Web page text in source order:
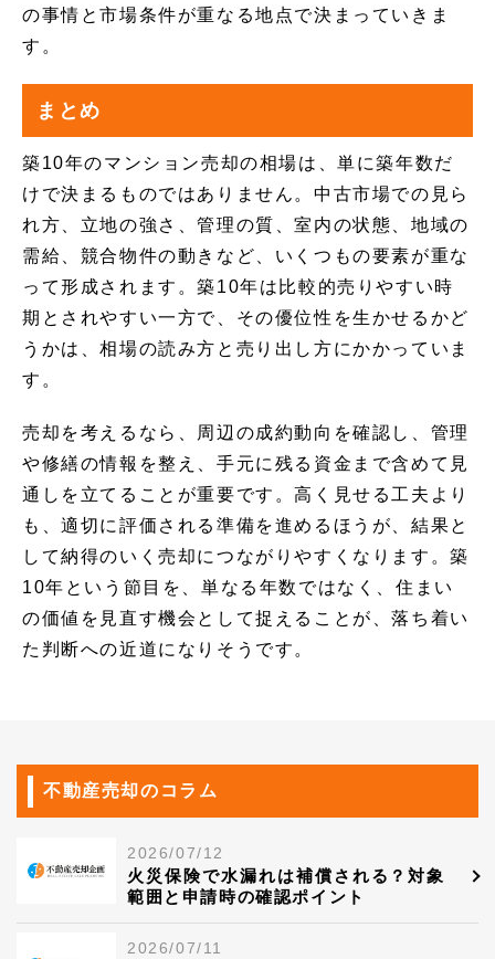
の事情と市場条件が重なる地点で決まっていきま
す。
まとめ
築10年のマンション売却の相場は、単に築年数だ
けで決まるものではありません。中古市場での見ら
れ方、立地の強さ、管理の質、室内の状態、地域の
需給、競合物件の動きなど、いくつもの要素が重な
って形成されます。築10年は比較的売りやすい時
期とされやすい一方で、その優位性を生かせるかど
うかは、相場の読み方と売り出し方にかかっていま
す。
売却を考えるなら、周辺の成約動向を確認し、管理
や修繕の情報を整え、手元に残る資金まで含めて見
通しを立てることが重要です。高く見せる工夫より
も、適切に評価される準備を進めるほうが、結果と
して納得のいく売却につながりやすくなります。築
10年という節目を、単なる年数ではなく、住まい
の価値を見直す機会として捉えることが、落ち着い
た判断への近道になりそうです。
不動産売却のコラム
2026/07/12
火災保険で水漏れは補償される？対象
範囲と申請時の確認ポイント
2026/07/11